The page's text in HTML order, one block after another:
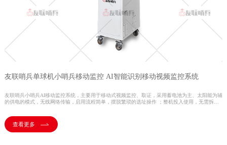
友联哨兵单球机小哨兵移动监控 AI智能识别移动视频监控系统
友联哨兵小哨兵AI移动监控系统，主要用于移动式视频监控、取证，采用蓄电池为主、太阳能为辅
的供电的模式，无线网络传输，启用流程简单，摆脱繁琐的选址操作 ；整机投入使用，无需拆
查看更多